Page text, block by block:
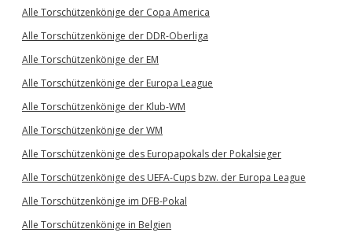
Alle Torschützenkönige der Copa America
Alle Torschützenkönige der DDR-Oberliga
Alle Torschützenkönige der EM
Alle Torschützenkönige der Europa League
Alle Torschützenkönige der Klub-WM
Alle Torschützenkönige der WM
Alle Torschützenkönige des Europapokals der Pokalsieger
Alle Torschützenkönige des UEFA-Cups bzw. der Europa League
Alle Torschützenkönige im DFB-Pokal
Alle Torschützenkönige in Belgien